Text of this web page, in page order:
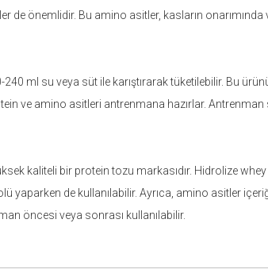
önemlidir. Bu amino asitler, kasların onarımında
ml su veya süt ile karıştırarak tüketilebilir. Bu
ve amino asitleri antrenmana hazırlar. Antrenman
kaliteli bir protein tozu markasıdır. Hidrolize
yaparken de kullanılabilir. Ayrıca, amino asitler
öncesi veya sonrası kullanılabilir.